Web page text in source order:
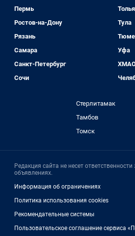
Пермь
Ростов-на-Дону
Рязань
Самара
Санкт-Петербург
Сочи
Тула
Уфа
Стерлитамак
Тамбов
Томск
Редакция сайта не несет
объявлениях.
Информация об ограничениях
Политика использования cookies
Рекомендательные системы
Пользовательское соглашение сервиса